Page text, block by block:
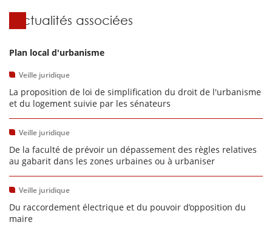
Actualités associées
Plan local d'urbanisme
Veille juridique
La proposition de loi de simplification du droit de l'urbanisme
et du logement suivie par les sénateurs
Veille juridique
De la faculté de prévoir un dépassement des règles relatives
au gabarit dans les zones urbaines ou à urbaniser
Veille juridique
Du raccordement électrique et du pouvoir d’opposition du
maire